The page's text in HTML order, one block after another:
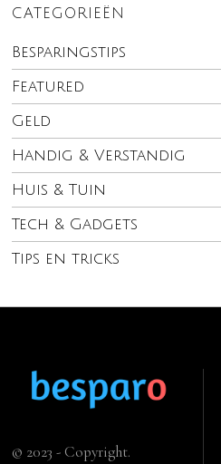
CATEGORIEËN
Besparingstips
Featured
Geld
Handig & Verstandig
Huis & Tuin
Tech & Gadgets
Tips en tricks
© 2023 - Copyright.